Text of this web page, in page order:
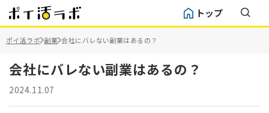
トップ
ポイ活ラボ 副業 会社にバレない副業はあるの？
会社にバレない副業はあるの？
2024.11.07